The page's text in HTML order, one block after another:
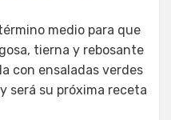
medio para que
tierna y rebosante
con ensaladas verdes
será su próxima receta